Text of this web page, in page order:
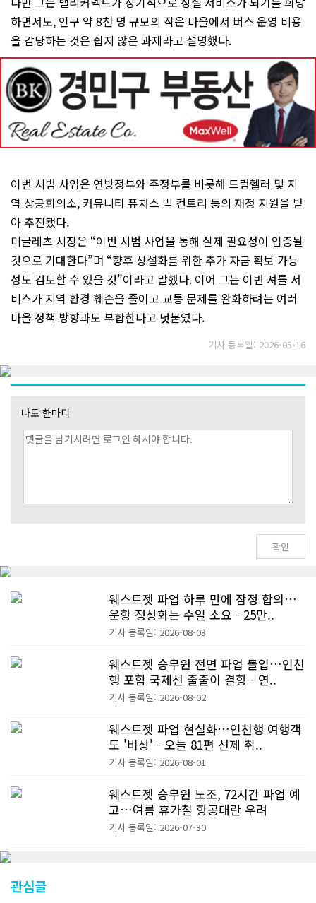
하면서도, 인구 약 8천 명 규모의 작은 마을에서 버스 운영 비용
을 감당하는 것은 쉽지 않은 과제라고 설명했다.
이번 시범 사업은 연방정부와 주정부를 비롯해 드럼헬러 및 지
역 상공회의소, 커뮤니티 퓨처스 빅 컨트리 등의 재정 지원을 받
아 추진됐다.
미글레츠 시장은 “이번 시범 사업을 통해 실제 필요성이 입증될
것으로 기대한다”며 “향후 상설화를 위한 추가 자금 확보 가능
성도 검토할 수 있을 것”이라고 말했다. 이어 그는 이번 셔틀 서
비스가 지역 환경 훼손을 줄이고 교통 문제를 완화하려는 여러
마을 정책 방향과도 부합한다고 덧붙였다.
기사 등록일: 2026-05-16
나도 한마디
웨스트젯 파업 하루 만에 잠정 합의…
운항 정상화는 수일 소요 - 25만..
기사 등록일: 2026-08-03
웨스트젯 승무원 전면 파업 돌입…인천
행 포함 국제선 줄줄이 결항 - 연..
기사 등록일: 2026-08-02
웨스트젯 파업 현실화…인천행 여행객
도 '비상' - 오늘 81편 선제 취..
기사 등록일: 2026-08-01
웨스트젯 승무원 노조, 72시간 파업 예
고…여름 휴가철 항공대란 우려
기사 등록일: 2026-07-30
관심글